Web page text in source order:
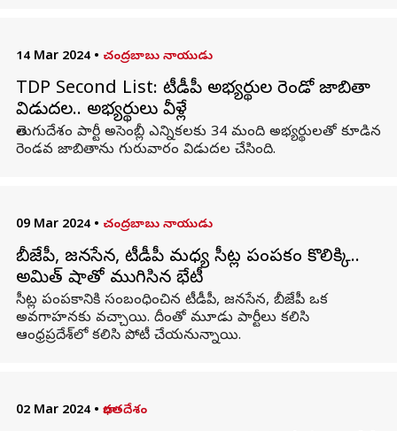
14 Mar 2024 • చంద్రబాబు నాయుడు
TDP Second List: టీడీపీ అభ్యర్థుల రెండో జాబితా
విడుదల.. అభ్యర్థులు వీళ్లే
తెలుగుదేశం పార్టీ అసెంబ్లీ ఎన్నికలకు 34 మంది అభ్యర్థులతో కూడిన
రెండవ జాబితాను గురువారం విడుదల చేసింది.
09 Mar 2024 • చంద్రబాబు నాయుడు
బీజేపీ, జనసేన, టీడీపీ మధ్య సీట్ల పంపకం కొలిక్కి..
అమిత్ షాతో ముగిసిన భేటీ
సీట్ల పంపకానికి సంబంధించిన టీడీపీ, జనసేన, బీజేపీ ఒక
అవగాహనకు వచ్చాయి. దీంతో మూడు పార్టీలు కలిసి
ఆంధ్రప్రదేశ్‌లో కలిసి పోటీ చేయనున్నాయి.
02 Mar 2024 • భారతదేశం